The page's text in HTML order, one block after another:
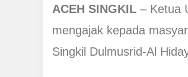
ACEH SINGKIL – Ketua
mengajak kepada
Singkil Dulmusrid-Al